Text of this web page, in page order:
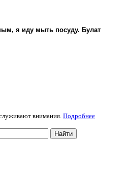
я иду мыть посуду. Булат
внимания. Подробнее
Найти